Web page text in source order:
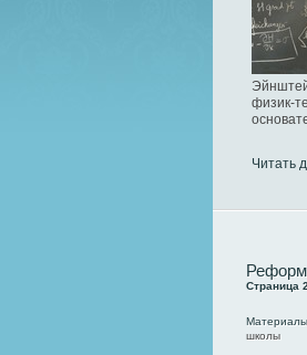
физик-
Читать
Страница
Материалы
школы